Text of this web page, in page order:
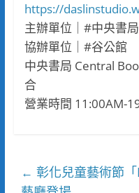
https://
主辦單位｜#中央書
協辦單位｜#谷公館
中央書局 Central
合
營業時間 11:00AM-
← 彰化兒童藝術節